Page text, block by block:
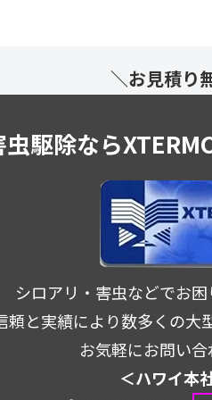
＼お見積り
駆除なら
シロアリ・害虫などでお困
頼と実績により数多くの大
お気軽にお問い合
＜ハワイ本